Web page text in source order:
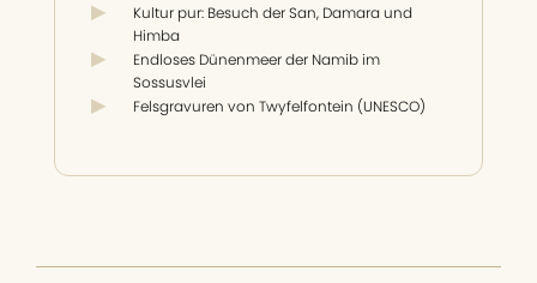
Kultur pur: Besuch der San, Damara und
Himba
Endloses Dünenmeer der Namib im
Sossusvlei
Felsgravuren von Twyfelfontein (UNESCO)